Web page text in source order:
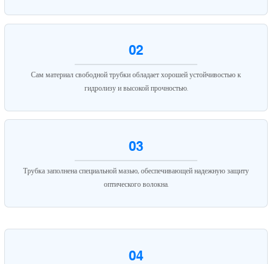
02
Сам материал свободной трубки обладает хорошей устойчивостью к
гидролизу и высокой прочностью.
03
Трубка заполнена специальной мазью, обеспечивающей надежную защиту
оптического волокна.
04